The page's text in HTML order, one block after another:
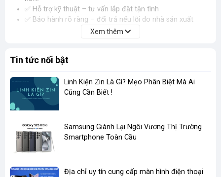
✅ Hỗ trợ kỹ thuật – tư vấn lắp đặt tận tình
✅ Bảo hành rõ ràng – đổi trả nếu lỗi do nhà sản xuất
Xem thêm
Tin tức nổi bật
Linh Kiện Zin Là Gì? Mẹo Phân Biệt Mà Ai
Cũng Cần Biết !
​Samsung Giành Lại Ngôi Vương Thị Trường
Smartphone Toàn Cầu
Địa chỉ uy tín cung cấp màn hình điện thoại